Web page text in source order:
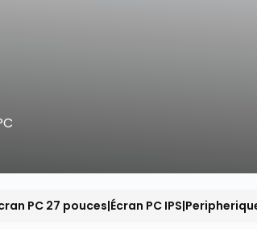
PC 27 pouces|Écran PC